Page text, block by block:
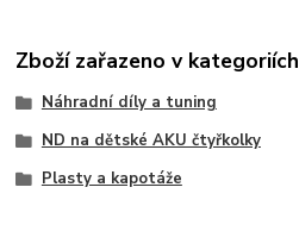
Zboží zařazeno v kategoriích
Náhradní díly a tuning
ND na dětské AKU čtyřkolky
Plasty a kapotáže